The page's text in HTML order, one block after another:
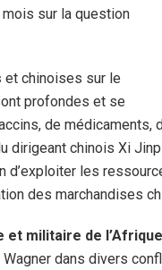
mois sur la question
et chinoises sur le
profondes et se
de médicaments,
dirigeant chinois Xi
d’exploiter les
des marchandises
et militaire de
dans divers